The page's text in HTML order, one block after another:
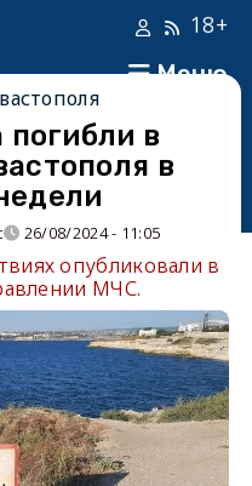
Меню
18+
погибли в
в
26/08/2024 - 11:05
опубликовали в
МЧС.